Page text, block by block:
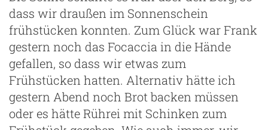
dass wir draußen im Sonnenschein
frühstücken konnten. Zum Glück war Frank
gestern noch das Focaccia in die Hände
gefallen, so dass wir etwas zum
Frühstücken hatten. Alternativ hätte ich
gestern Abend noch Brot backen müssen
oder es hätte Rührei mit Schinken zum